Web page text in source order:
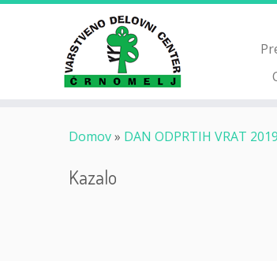
Skoči
Domov» DAN ODPRTIH VRAT 2019
Kazalo